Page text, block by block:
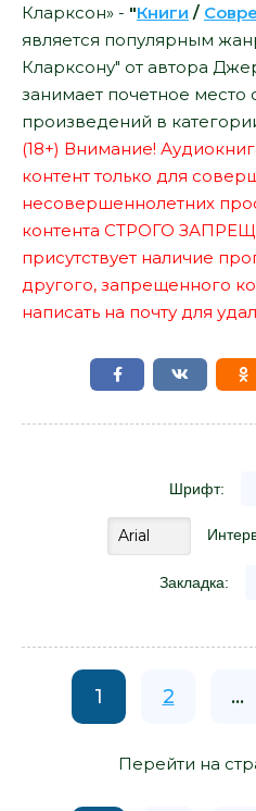
Кларксон» - "Книги /
является популярным
Кларксону" от автора
занимает почетное
произведений в
(18+) Внимание!
контент только для
несовершеннолетних
контента СТРОГО
присутствует наличие
другого, запрещенного
написать на почту для
Шрифт:
Закладка:
1 2 ...
Перейти на